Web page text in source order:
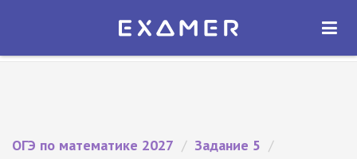
Экзамер — ЕГЭ 2027
ОТКРЫТЬ
ОГЭ по математике 2027 / Задание 5 /